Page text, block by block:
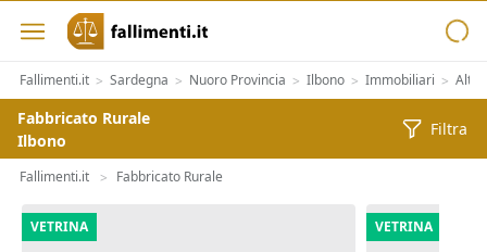
Fallimenti.it > Sardegna > Nuoro Provincia > Ilbono > Immobiliari >
Fabbricato Rurale
Ilbono
Filtra
Fallimenti.it > Fabbricato Rurale
VETRINA VETRINA